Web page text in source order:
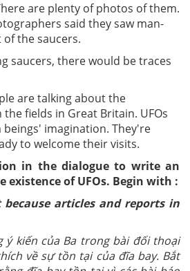
are plenty of photos of them.
said they saw man-
the saucers.
saucers, there would be traces
are talking about the
fields in Great Britain. UFOs
imagination. They're
to welcome their visits.
in the dialogue to write an
of UFOs. Begin with :
because articles and reports in
ý kiến của Ba trong bài đối thoại
về sự tồn tại của đĩa bay. Bắt